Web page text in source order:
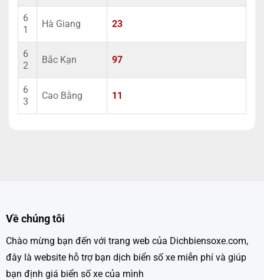
6
1
Hà Giang 23
6
2
Bắc Kạn 97
6
3
Cao Bằng 11
Về chúng tôi
Chào mừng bạn đến với trang web của Dichbiensoxe.com,
đây là website hỗ trợ bạn dịch biển số xe miễn phí và giúp
bạn định giá biển số xe của mình